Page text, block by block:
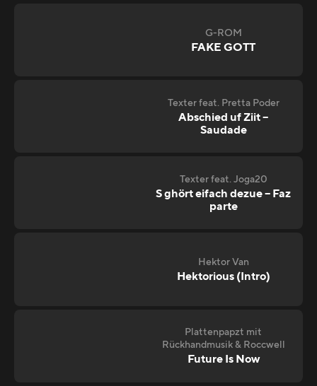
G-ROM
FAKE GOTT
Texter feat. Pretta Poder
Abschied uf Ziit –
Saudade
Texter feat. Joga20
S ghört eifach dezue – Faz
parte
Hektor Van
Hektorious (Intro)
Plattenpapzt mit
Rückhandmusik & Roccwell
Future Is Now